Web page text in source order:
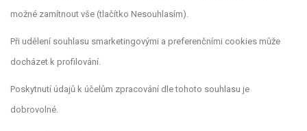
možné zamítnout vše (tlačítko Nesouhlasím).
Při udělení souhlasu smarketingovými a preferenčními cookies může
docházet k profilování.
Poskytnutí údajů k účelům zpracování dle tohoto souhlasu je
dobrovolné.